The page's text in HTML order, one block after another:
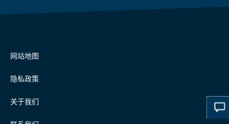
网站地图
隐私政策
关于我们